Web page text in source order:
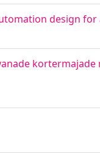
design